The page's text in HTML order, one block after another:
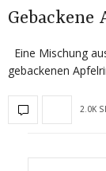
Eine Mischung
gebackenen
2.0K